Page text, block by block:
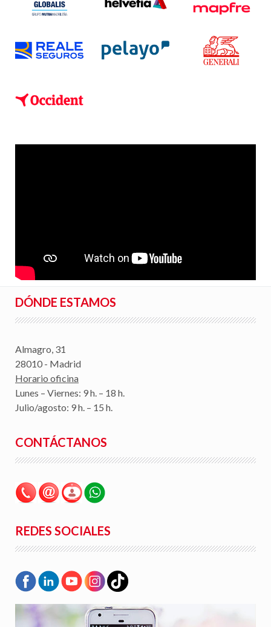
DÓNDE ESTAMOS
Almagro, 31
28010 - Madrid
Horario oficina
Lunes – Viernes: 9 h. – 18 h.
Julio/agosto: 9 h. – 15 h.
CONTÁCTANOS
REDES SOCIALES